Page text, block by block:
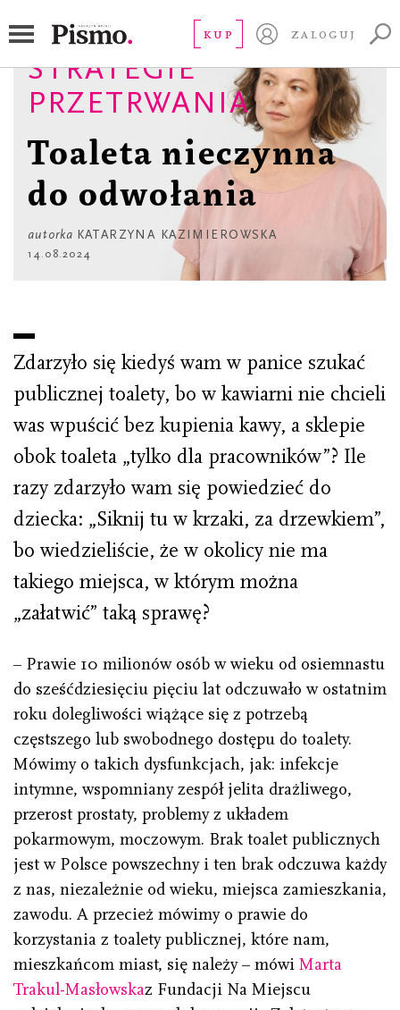
KUP ZALOGUJ
STRATEGIE
PRZETRWANIA
Toaleta nieczynna
do odwołania
autorka KATARZYNA KAZIMIEROWSKA
14.08.2024
Zdarzyło się kiedyś wam w panice szukać
publicznej toalety, bo w kawiarni nie chcieli
was wpuścić bez kupienia kawy, a sklepie
obok toaleta „tylko dla pracowników”? Ile
razy zdarzyło wam się powiedzieć do
dziecka: „Siknij tu w krzaki, za drzewkiem”,
bo wiedzieliście, że w okolicy nie ma
takiego miejsca, w którym można
„załatwić” taką sprawę?
– Prawie 10 milionów osób w wieku od osiemnastu
do sześćdziesięciu pięciu lat odczuwało w ostatnim
roku dolegliwości wiążące się z potrzebą
częstszego lub swobodnego dostępu do toalety.
Mówimy o takich dysfunkcjach, jak: infekcje
intymne, wspomniany zespół jelita drażliwego,
przerost prostaty, problemy z układem
pokarmowym, moczowym. Brak toalet publicznych
jest w Polsce powszechny i ten brak odczuwa każdy
z nas, niezależnie od wieku, miejsca zamieszkania,
zawodu. A przecież mówimy o prawie do
korzystania z toalety publicznej, które nam,
mieszkańcom miast, się należy – mówi Marta
Trakul-Masłowskaz Fundacji Na Miejscu